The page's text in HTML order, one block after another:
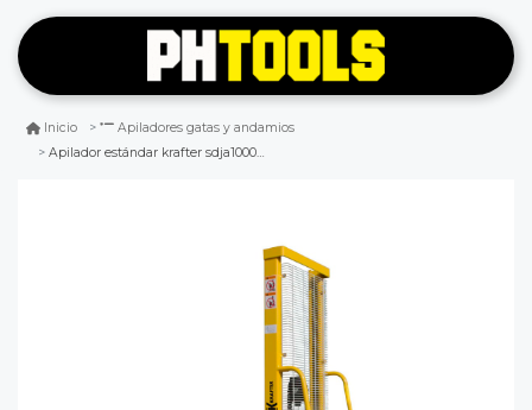
Inicio
Apiladores gatas y andamios
Apilador estándar krafter sdja1000 1t x 1.6mts